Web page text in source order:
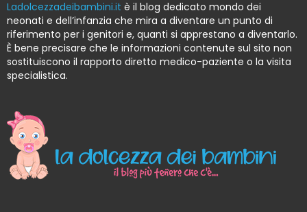
Ladolcezzadeibambini.it è il blog dedicato mondo dei
neonati e dell’infanzia che mira a diventare un punto di
riferimento per i genitori e, quanti si apprestano a diventarlo.
È bene precisare che le informazioni contenute sul sito non
sostituiscono il rapporto diretto medico-paziente o la visita
specialistica.